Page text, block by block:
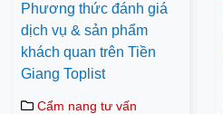
Phương thức đánh giá
dịch vụ & sản phẩm
khách quan trên Tiền
Giang Toplist
Cẩm nang tư vấn